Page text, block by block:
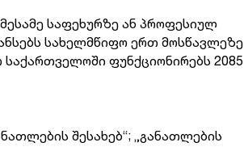
საფეხურზე ან პროფესიულ
სახელმწიფო ერთ მოსწავლეზე
ფუნქციონირებს 2085
შესახებ“; „განათლების